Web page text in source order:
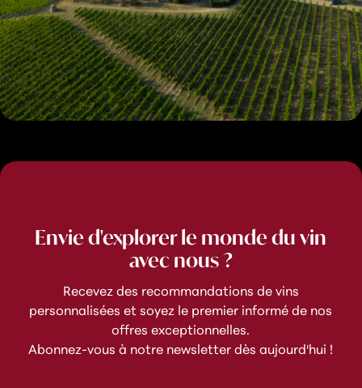
Envie d'explorer le monde du vin
avec nous ?
Recevez des recommandations de vins
personnalisées et soyez le premier informé de nos
offres exceptionnelles.
Abonnez-vous à notre newsletter dès aujourd'hui !